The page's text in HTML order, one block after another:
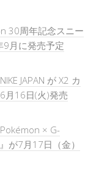
30周年記念スニー
9月に発売予定
JAPAN が X2 カ
月16日(火)発売
× G-
が7月17日（金）